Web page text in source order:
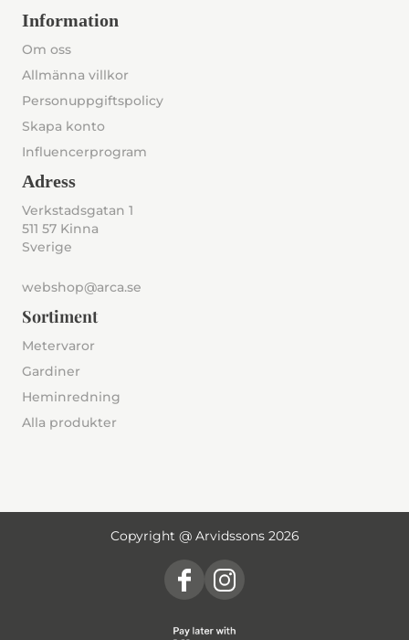
Information
Om oss
Allmänna villkor
Personuppgiftspolicy
Skapa konto
Influencerprogram
Adress
Verkstadsgatan 1
511 57 Kinna
Sverige
webshop@arca.se
Sortiment
Metervaror
Gardiner
Heminredning
Alla produkter
Copyright @ Arvidssons 2026